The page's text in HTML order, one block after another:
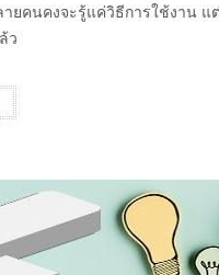
ยคนคงจะรู้แค่วิธีการใช้งาน แ
ว